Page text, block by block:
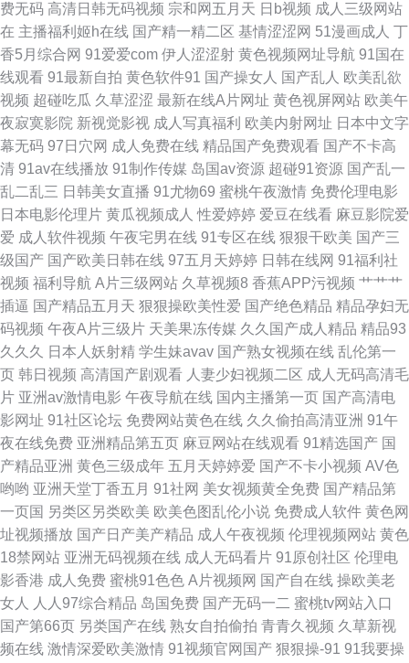
换视频 超碰在线cop 九九视屏 日本a在线观看 91福利网址 豆花视频成人版
欧美精品再现 亚洲国产人妖ts 99免费在线视频 国产主播在线观看 欧美少妇
性交 亚洲AV炮图 AV网站入 精品欧美乱码 日韩精品电影 91传媒精品 成人视
频免费网站 久久伊人大 少妇在线导航社区 91娇妻激情四射 豆花官网免费 男
人和女人操国产 伊人春色综合 超碰人妻在线观看 玖玖av影院 婷婷福利影院
91资源站在线 国产日韩综合三区 欧美色中色影视 伊人大香蕉91 超碰在线69
久久伊人久久 三级片中日韩 成人小网站 成人影音免费观看 欧美白丝在线 午
夜毛片网址 97在线资源 韩国超碰av 人人操人人肏 伊人大香啪啪 操碰无码
费无码 高清日韩无码视频 宗和网五月天 日b视频 成人三级网站
在 主播福利姬h在线 国产精一精二区 基情涩涩网 51漫画成人 丁
香5月综合网 91爱爱com 伊人涩涩射 黄色视频网址导航 91国在
线观看 91最新自拍 黄色软件91 国产操女人 国产乱人 欧美乱欲
视频 超碰吃瓜 久草涩涩 最新在线A片网址 黄色视屏网站 欧美午
夜寂寞影院 新视觉影视 成人写真福利 欧美内射网址 日本中文字
幕无码 97日穴网 成人免费在线 精品国产免费观看 国产不卡高
清 91av在线播放 91制作传媒 岛国av资源 超碰91资源 国产乱一
乱二乱三 日韩美女直播 91尤物69 蜜桃午夜激情 免费伦理电影
日本电影伦理片 黄瓜视频成人 性爱婷婷 爱豆在线看 麻豆影院爱
爱 成人软件视频 午夜宅男在线 91专区在线 狠狠干欧美 国产三
级国产 国产欧美日韩在线 97五月天婷婷 日韩在线网 91福利社
视频 福利导航 A片三级网站 久草视频8 香蕉APP污视频 艹艹艹
插逼 国产精品五月天 狠狠操欧美性爱 国产绝色精品 精品孕妇无
码视频 午夜A片三级片 天美果冻传媒 久久国产成人精品 精品93
久久久
日本人妖射精 学生妹avav 国产熟女视频在线 乱伦第一
页 韩日视频 高清国产剧观看 人妻少妇视频二区 成人无码高清毛
片 亚洲av激情电影 午夜导航在线 国内主播第一页 国产高清电
影网址 91社区论坛 免费网站黄色在线 久久偷拍高清亚洲 91午
夜在线免费 亚洲精品第五页 麻豆网站在线观看 91精选国产 国
产精品亚洲 黄色三级成年 五月天婷婷爱 国产不卡小视频 AV色
哟哟 亚洲天堂丁香五月 91社网 美女视频黄全免费 国产精品第
一页国 另类区另类欧美 欧美色图乱伦小说 免费成人软件 黄色网
址视频播放 国产日产美产精品 成人午夜视频 伦理视频网站 黄色
18禁网站 亚洲无码视频在线 成人无码看片 91原创社区 伦理电
影香港 成人免费 蜜桃91色色 A片视频网 国产自在线 操欧美老
女人
人人97综合精品 岛国免费 国产无码一二 蜜桃tv网站入口
国产第66页 另类国产在线 熟女自拍偷拍 青青久视频 久草新视
频在线 激情深爱欧美激情 91视频官网国产 狠狠操-91 91我要操